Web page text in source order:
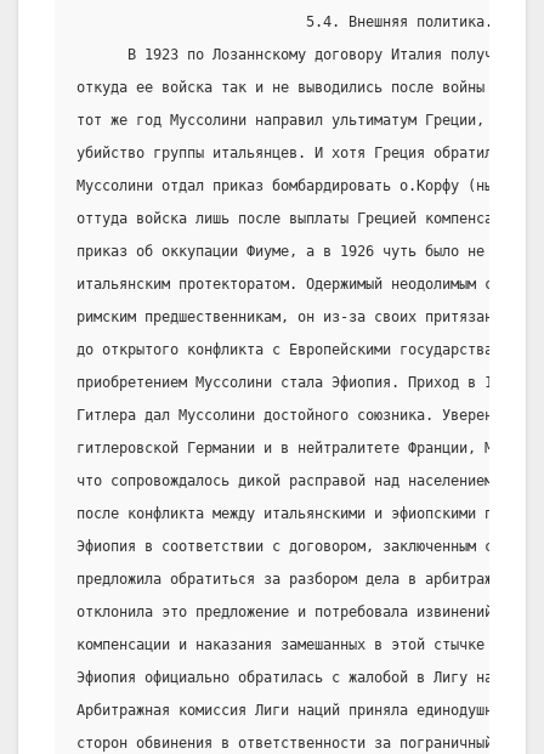
                           5.4. Внешняя политика.
В 1923 по Лозаннскому договору Италия получила
откуда ее войска так и не выводились после войны с
тот же год Муссолини направил ультиматум Греции,
убийство группы итальянцев. И хотя Греция обратилась
Муссолини отдал приказ бомбардировать о.Корфу (ныне
оттуда войска лишь после выплаты Грецией компенсации.
приказ об оккупации Фиуме, а в 1926 чуть было не
итальянским протекторатом. Одержимый неодолимым
римским предшественникам, он из-за своих притязаний в
до открытого конфликта с Европейскими государствами.
приобретением Муссолини стала Эфиопия. Приход в 1933
Гитлера дал Муссолини достойного союзника. Уверенный в
гитлеровской Германии и в нейтралитете Франции,
что сопровождалось дикой расправой над населением
после конфликта между итальянскими и эфиопскими
Эфиопия в соответствии с договором, заключенным с
предложила обратиться за разбором дела в арбитражный
отклонила это предложение и потребовала извинений, а
компенсации и наказания замешанных в этой стычке
Эфиопия официально обратилась с жалобой в Лигу наций.
Арбитражная комиссия Лиги наций приняла единодушное
сторон обвинения в ответственности за пограничный